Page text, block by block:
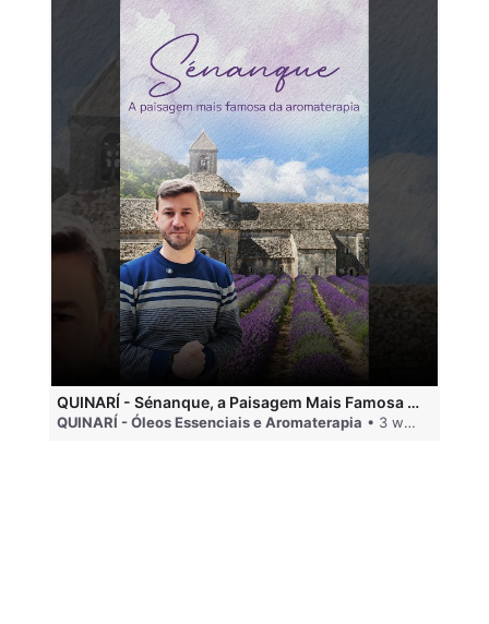
QUINARÍ - Sénanque, a Paisagem Mais Famosa da Aromaterapia
QUINARÍ - Óleos Essenciais e Aromaterapia • 3 weeks ago